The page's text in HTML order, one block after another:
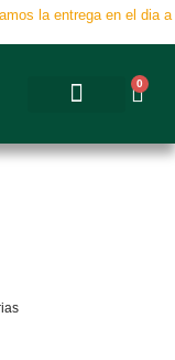
la entrega en el dia a
0